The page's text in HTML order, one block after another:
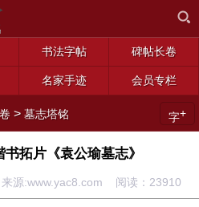
书法字帖 碑帖长卷
名家手迹 会员专栏
>墓志塔铭 字+
拓片《袁公瑜墓志》
源:www.yac8.com 阅读： 23910